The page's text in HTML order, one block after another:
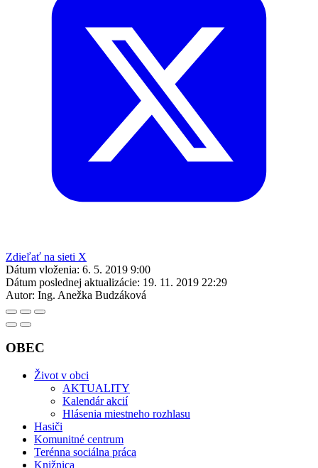
Zdieľať na sieti X
Dátum vloženia: 6. 5. 2019 9:00
Dátum poslednej aktualizácie: 19. 11. 2019 22:29
Autor: Ing. Anežka Budzáková
OBEC
Život v obci
AKTUALITY
Kalendár akcií
Hlásenia miestneho rozhlasu
Hasiči
Komunitné centrum
Terénna sociálna práca
Knižnica